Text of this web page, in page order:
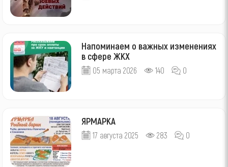
Напоминаем о важных изменениях
в сфере ЖКХ
05 марта 2026 140 0
ЯРМАРКА
17 августа 2025 283 0